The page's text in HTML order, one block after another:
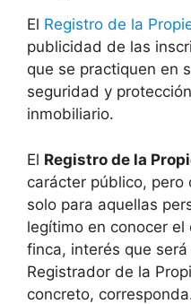
El Registro de la
publicidad de las
que se practiquen en
seguridad y
inmobiliario.
El Registro de la
carácter público, pero
solo para aquellas
legítimo en conocer
finca, interés que
Registrador de la
concreto,